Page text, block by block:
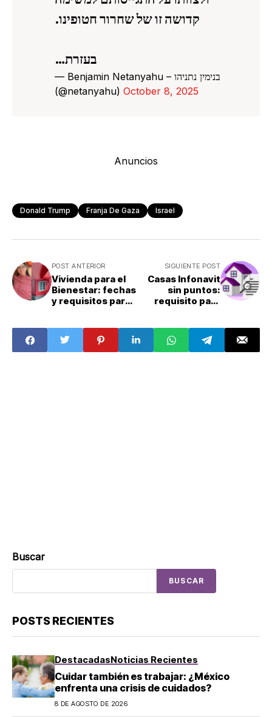
קדושה זו של שחרור חטופינו.
בעזרת…
— Benjamin Netanyahu – בנימין נתניהו
(@netanyahu) October 8, 2025
Anuncios
Donald Trump Franja De Gaza Israel
POST ANTERIOR
Vivienda para el
Bienestar: fechas
y requisitos para
programa de
Conavi
SIGUIENTE POST
Casas Infonavit
sin puntos:
requisito para
vivienda
Buscar
BUSCAR
POSTS RECIENTES
DestacadasNoticias Recientes
Cuidar también es trabajar: ¿México
enfrenta una crisis de cuidados?
8 DE AGOSTO DE 2026